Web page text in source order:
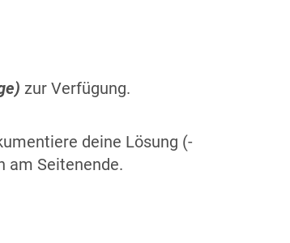
zur Verfügung.
deine Lösung (-
am Seitenende.